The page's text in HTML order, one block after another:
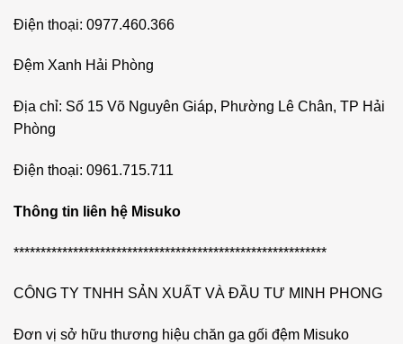
Điện thoại: 0977.460.366
Đệm Xanh Hải Phòng
Địa chỉ: Số 15 Võ Nguyên Giáp, Phường Lê Chân, TP Hải
Phòng
Điện thoại: 0961.715.711
Thông tin liên hệ Misuko
**********************************************************
CÔNG TY TNHH SẢN XUẤT VÀ ĐẦU TƯ MINH PHONG
Đơn vị sở hữu thương hiệu chăn ga gối đệm Misuko